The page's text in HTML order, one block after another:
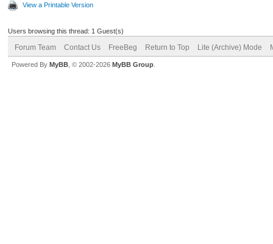
View a Printable Version
Users browsing this thread: 1 Guest(s)
Forum Team Contact Us FreeBeg Return to Top Lite (Archive) Mode
Powered By MyBB , © 2002-2026 MyBB Group